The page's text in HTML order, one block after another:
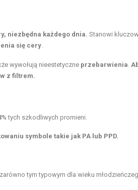
niezbędna każdego dnia. Stanowi
się cery
wywołują nieestetyczne przebarwienia
z filtrem.
tych szkodliwych promieni.
symbole takie jak PA lub PPD.
tym typowym dla wieku